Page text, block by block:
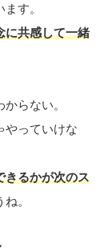
ます。
に共感して一緒
らない。
やっていけな
きるかが次のス
。